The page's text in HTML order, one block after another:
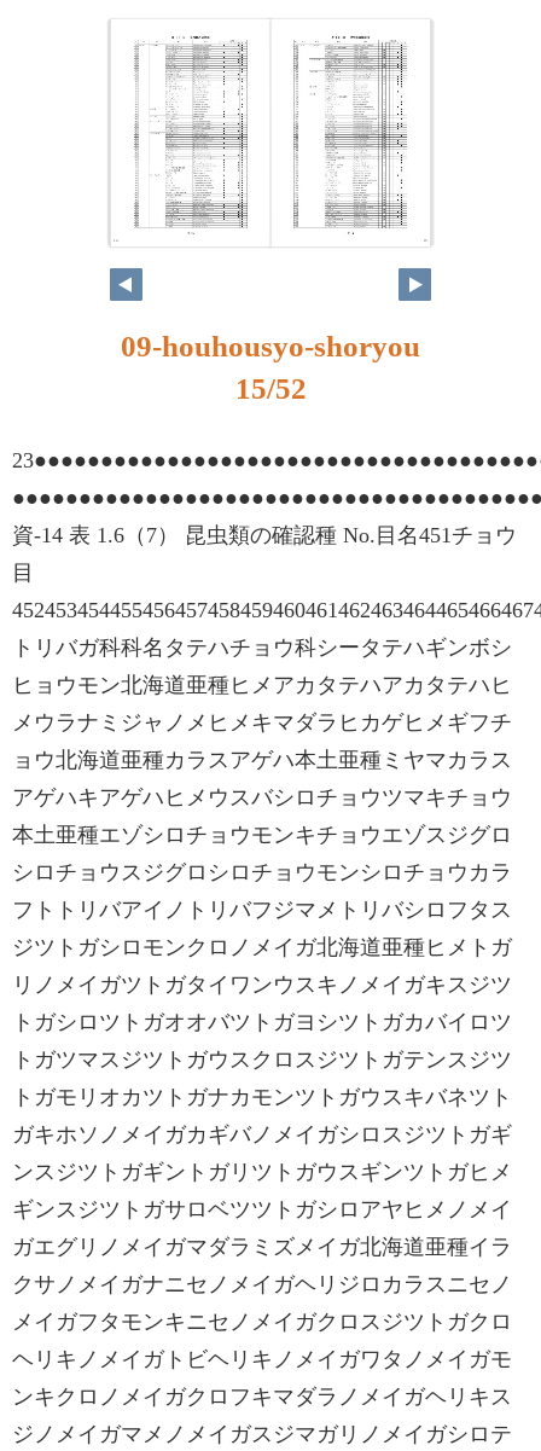
14 15
09-houhousyo-shoryou
15/52
資-14 表 1.6（7） 昆虫類の確認種 No.目名451チョウ
目
トリバガ科科名タテハチョウ科シータテハギンボシ
ヒョウモン北海道亜種ヒメアカタテハアカタテハヒ
メウラナミジャノメヒメキマダラヒカゲヒメギフチ
ョウ北海道亜種カラスアゲハ本土亜種ミヤマカラス
アゲハキアゲハヒメウスバシロチョウツマキチョウ
本土亜種エゾシロチョウモンキチョウエゾスジグロ
シロチョウスジグロシロチョウモンシロチョウカラ
フトトリバアイノトリバフジマメトリバシロフタス
ジツトガシロモンクロノメイガ北海道亜種ヒメトガ
リノメイガツトガタイワンウスキノメイガキスジツ
トガシロツトガオオバツトガヨシツトガカバイロツ
トガツマスジツトガウスクロスジツトガテンスジツ
トガモリオカツトガナカモンツトガウスキバネツト
ガキホソノメイガカギバノメイガシロスジツトガギ
ンスジツトガギントガリツトガウスギンツトガヒメ
ギンスジツトガサロベツツトガシロアヤヒメノメイ
ガエグリノメイガマダラミズメイガ北海道亜種イラ
クサノメイガナニセノメイガヘリジロカラスニセノ
メイガフタモンキニセノメイガクロスジツトガクロ
ヘリキノメイガトビヘリキノメイガワタノメイガモ
ンキクロノメイガクロフキマダラノメイガヘリキス
ジノメイガマメノメイガスジマガリノメイガシロテ